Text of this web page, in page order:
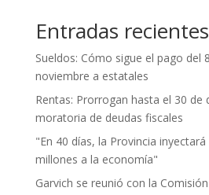
Entradas recientes
Sueldos: Cómo sigue el pago del
noviembre a estatales
Rentas: Prorrogan hasta el 30 de
moratoria de deudas fiscales
"En 40 días, la Provincia
millones a la economía"
Garvich se reunió con la